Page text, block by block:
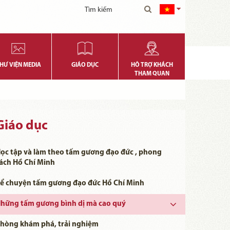
VIỆN MEDIA GIÁO DỤC
HỖ TRỢ KHÁCH
THAM QUAN
dục
tập và làm theo tấm gương đạo đức , phong
Hồ Chí Minh
chuyện tấm gương đạo đức Hồ Chí Minh
tấm gương bình dị mà cao quý
khám phá, trải nghiệm